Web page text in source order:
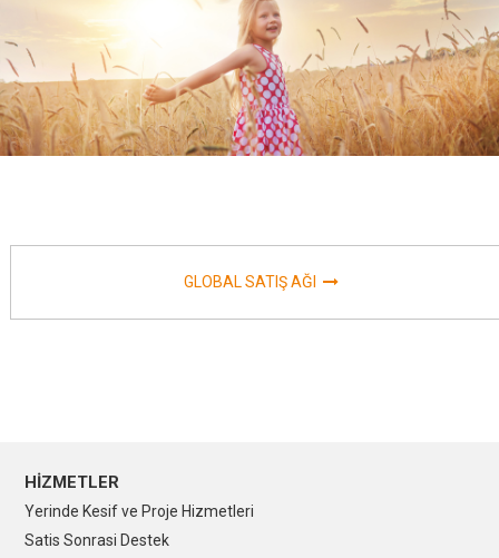
GLOBAL SATIŞ AĞI
HİZMETLER
Yerinde Kesif ve Proje Hizmetleri
Satis Sonrasi Destek